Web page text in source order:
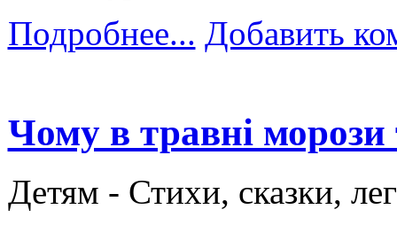
Подробнее... Добавить
Чому в травні
Детям - Стихи, сказки,